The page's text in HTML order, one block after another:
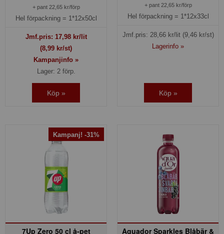
+ pant 22,65 kr/förp
Hel förpackning = 1*12x50cl
Jmf.pris: 17,98kr/lit
(8,99 kr/st)
Kampanjinfo »
Lager: 2 förp.
Köp »
+ pant 22,65 kr/förp
Hel förpackning = 1*12x33cl
Jmf.pris: 28,66kr/lit (9,46 kr/st)
Lagerinfo »
Köp »
Kampanj! -31%
7Up Zero 50 cl å-pet
Aquador Sparkles Blåbär &